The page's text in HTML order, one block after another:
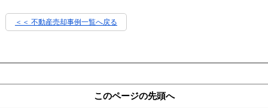
＜＜ 不動産売却事例一覧へ戻る
このページの先頭へ